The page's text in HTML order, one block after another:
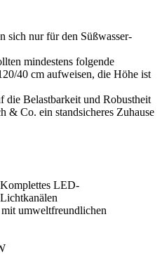
sich nur für den Süßwasser-
mindestens folgende
40 cm aufweisen, die Höhe ist
die Belastbarkeit und Robustheit
& Co. ein standsicheres Zuhause
LED-
umweltfreundlichen